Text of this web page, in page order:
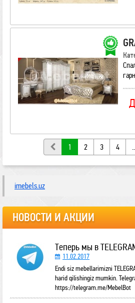
1 2 3 4
imebels.uz
НОВОСТИ И АКЦИИ
Теперь мы в
11.02.2017
Endi siz mebellarimizni
harid qilishingiz mumkin.
https://telegram.me/MebelBot